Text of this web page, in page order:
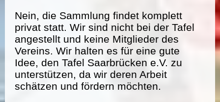
Nein, die Sammlung findet komplett
privat statt. Wir sind nicht bei der Tafel
angestellt und keine Mitglieder des
Vereins. Wir halten es für eine gute
Idee, den Tafel Saarbrücken e.V. zu
unterstützen, da wir deren Arbeit
schätzen und fördern möchten.